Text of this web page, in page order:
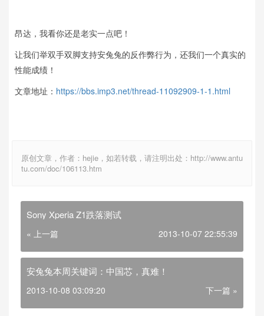
昂达，我看你还是老实一点吧！
让我们举双手双脚支持安兔兔的反作弊行为，还我们一个真实的
性能成绩！
文章地址： https://bbs.imp3.net/thread-11092909-1-1.html
原创文章，作者：hejie，如若转载，请注明出处：http://www.antu
tu.com/doc/106113.htm
Sony Xperia Z1跌落测试
« 上一篇 2013-10-07 22:55:39
安兔兔本周关键词：中国芯，真难！
2013-10-08 03:09:20 下一篇 »